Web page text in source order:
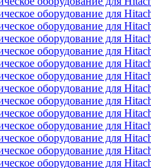
оборудование для
оборудование для
оборудование для
оборудование для
оборудование для
оборудование для
оборудование для
оборудование для
оборудование для
оборудование для
оборудование для
оборудование для
оборудование для